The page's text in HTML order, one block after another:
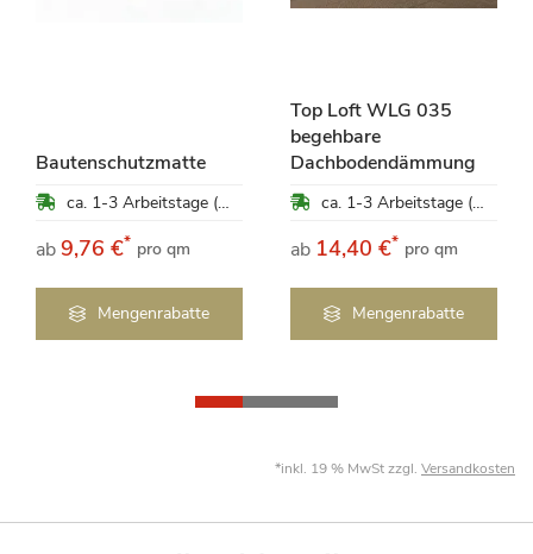
Bautenschutzmatte
ca. 1-3 Arbeitstage (Mo-Fr)
ab9,76 €* pro qm
Mengenrabatte
Top Loft WLG 035
begehbare
Dachbodendämmung
ca. 1-3 Arbeitstage (Mo-Fr)
ab 14,40 €* pro qm
Mengenrabatte
*inkl. 19 % MwSt zzgl. Versandkosten